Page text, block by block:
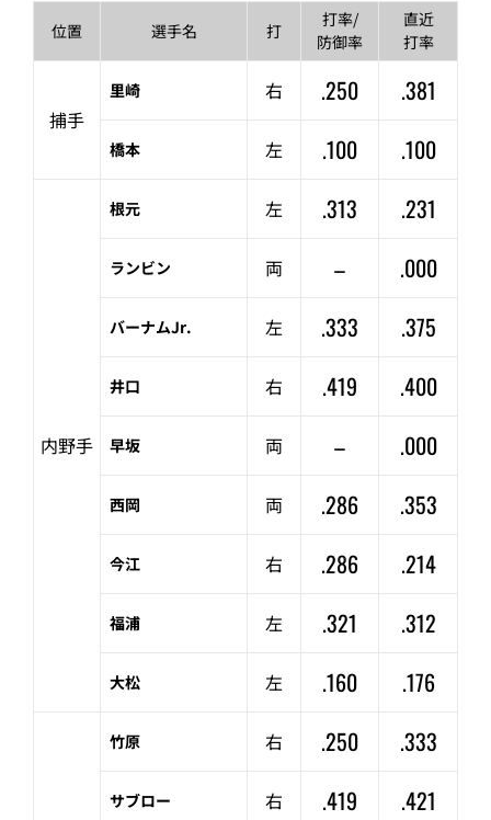
位置 選手名 打
打率/
防御率
直近
打率
捕手
里崎 右 .250 .381
橋本 左 .100 .100
内野手
根元 左 .313 .231
ランビン 両 – .000
バーナムJr. 左 .333 .375
井口 右 .419 .400
早坂 両 – .000
西岡 両 .286 .353
今江 右 .286 .214
福浦 左 .321 .312
大松 左 .160 .176
竹原 右 .250 .333
サブロー 右 .419 .421